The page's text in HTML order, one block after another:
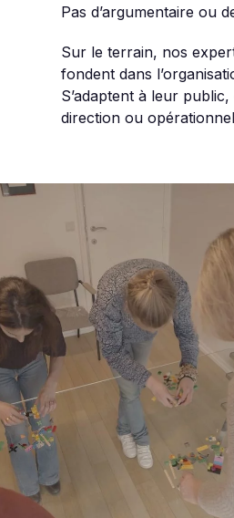
Pas d’argumentaire ou
Sur le terrain, nos
fondent dans
S’adaptent à leur public,
direction ou